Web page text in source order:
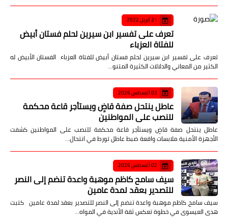
21 أبريل 2022
تعرف على تفسير ابن سيرين لحلم فستان أبيض
للفتاة العزباء
تعرف على تفسير ابن سيرين لحلم فستان أبيض للفتاة العزباء الفستان الأبيض له
الكثير من المعاني والدلالات الكثيرة المتنو…
03 أغسطس 2026
عاطل ينتحل صفة قاضٍ ويستأجر قاعة محكمة
للنصب على المواطنين
عاطل ينتحل صفة قاضٍ ويستأجر قاعة محكمة للنصب على المواطنين كشفت
الأجهزة الأمنية ملابسات واقعة ضبط عاطل تورط في انتحال…
02 أغسطس 2026
سيف سامح كاظم موهبة واعدة تنضم إلى النصر
للتصدير بعقد لمدة عامين
سيف سامح كاظم موهبة واعدة تنضم إلى النصر للتصدير بعقد لمدة عامين كتبت
هدى العيسوى في خطوة تعكس ثقة الأندية في المواه…